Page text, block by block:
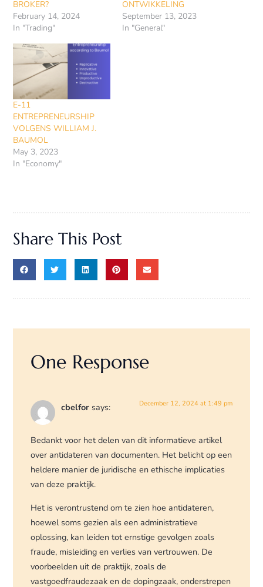
BROKER?
February 14, 2024
In "Trading"
ONTWIKKELING
September 13, 2023
In "General"
E-11
ENTREPRENEURSHIP
VOLGENS WILLIAM J.
BAUMOL
May 3, 2023
In "Economy"
Share This Post
One Response
cbelfor says: December 12, 2024 at 1:49 pm
Bedankt voor het delen van dit informatieve artikel
over antidateren van documenten. Het belicht op een
heldere manier de juridische en ethische implicaties
van deze praktijk.
Het is verontrustend om te zien hoe antidateren,
hoewel soms gezien als een administratieve
oplossing, kan leiden tot ernstige gevolgen zoals
fraude, misleiding en verlies van vertrouwen. De
voorbeelden uit de praktijk, zoals de
vastgoedfraudezaak en de dopingzaak, onderstrepen